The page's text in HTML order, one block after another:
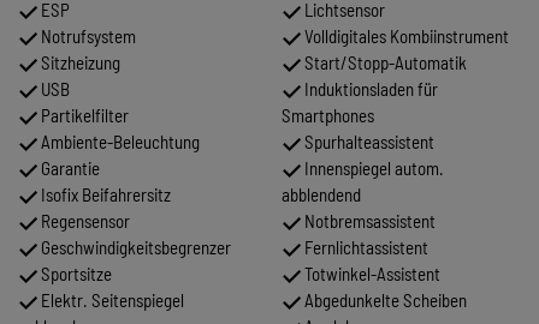
ESP
Notrufsystem
Sitzheizung
USB
Partikelfilter
Ambiente-Beleuchtung
Garantie
Isofix Beifahrersitz
Regensensor
Geschwindigkeitsbegrenzer
Sportsitze
Elektr. Seitenspiegel
Lichtsensor
Volldigitales Kombiinstrument
Start/Stopp-Automatik
Induktionsladen für
Smartphones
Spurhalteassistent
Innenspiegel autom.
abblendend
Notbremsassistent
Fernlichtassistent
Totwinkel-Assistent
Abgedunkelte Scheiben